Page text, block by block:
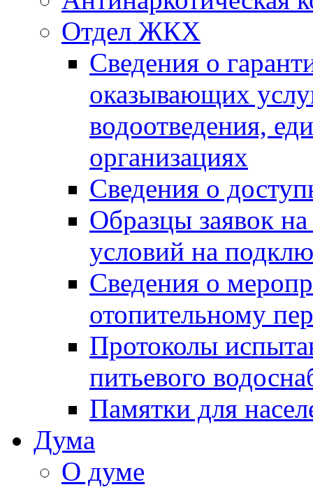
Отдел ЖКХ
Сведения о
оказывающих
водоотведения,
организациях
Сведения о
Образцы заявок
условий на
Сведения о
отопительному
Протоколы
питьевого
Памятки для
Дума
О думе